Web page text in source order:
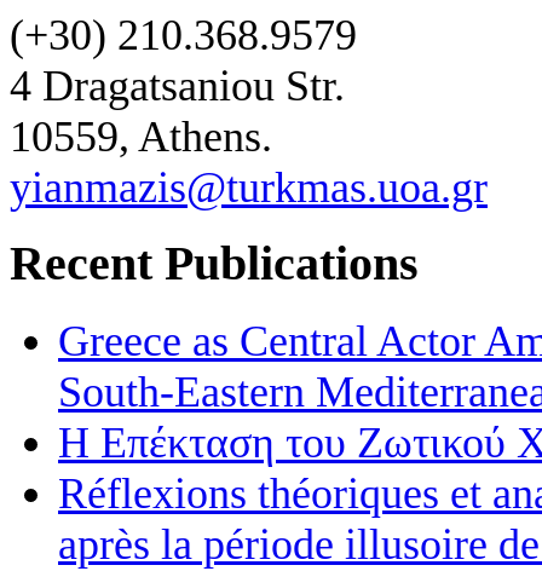
(+30) 210.368.9579
4 Dragatsaniou Str.
10559, Athens.
yianmazis@turkmas.uoa.gr
Recent Publications
Greece as Central Actor
South-Eastern
Η Επέκταση του Ζωτικού
Réflexions théoriques et
après la période illusoire